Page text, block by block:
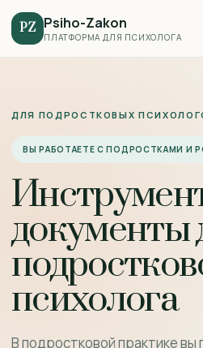
PZ Psiho-Zakon
ПЛАТФОРМА ДЛЯ ПСИХОЛОГА
ДЛЯ ПОДРОСТКОВЫХ
ВЫ РАБОТАЕТЕ С ПОДРОСТКАМИ И
документы
психолога
В подростковой практике вы